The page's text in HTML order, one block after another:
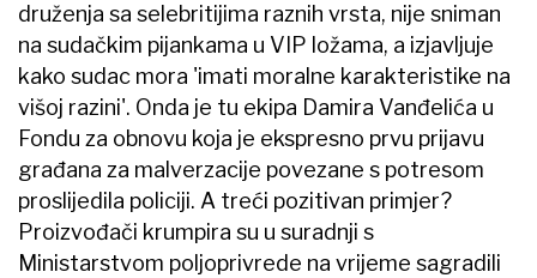
druženja sa selebritijima raznih vrsta, nije sniman
na sudačkim pijankama u VIP ložama, a izjavljuje
kako sudac mora 'imati moralne karakteristike na
višoj razini'. Onda je tu ekipa Damira Vanđelića u
Fondu za obnovu koja je ekspresno prvu prijavu
građana za malverzacije povezane s potresom
proslijedila policiji. A treći pozitivan primjer?
Proizvođači krumpira su u suradnji s
Ministarstvom poljoprivrede na vrijeme sagradili